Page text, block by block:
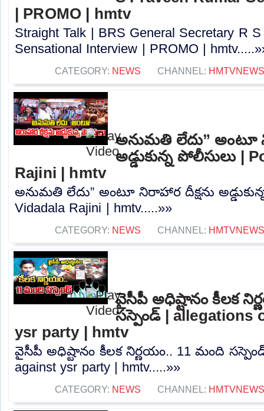
| PROMO | hmtv
Straight Talk | BRS General Secretary R
Sensational Interview | PROMO |
CATEGORY: NEWS CHANNEL: HMTVNEWS
అనుమతి లేదు” అంటూ
అడ్డుకున్న పోలీసులు |
Rajini | hmtv
అనుమతి లేదు” అంటూ నిరాహార దీక్షను
Vidadala Rajini | hmtv.....»»
CATEGORY: NEWS CHANNEL: HMTVNEWS
వైసీపీ అధిష్టానం కీలక
సస్పెండ్ | allegations
ysr party | hmtv
వైసీపీ అధిష్టానం కీలక నిర్ణయం.. 11 మంది సస్పెండ్
against ysr party | hmtv.....»»
CATEGORY: NEWS CHANNEL: HMTVNEWS